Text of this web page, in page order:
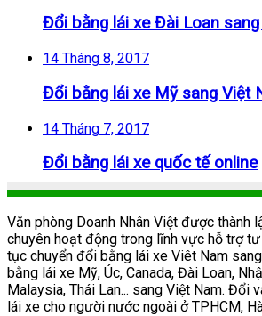
Đổi bằng lái xe Đài Loan
14 Tháng 8, 2017
Đổi bằng lái xe Mỹ sang Việt
14 Tháng 7, 2017
Đổi bằng lái xe quốc tế online
Văn phòng Doanh Nhân Việt được
chuyên hoạt động trong lĩnh vực hỗ trợ
tục chuyển đổi bằng lái xe Viêt Nam
bằng lái xe Mỹ, Úc, Canada, Đài Loan,
Malaysia, Thái Lan... sang Việt Nam. Đổi
lái xe cho người nước ngoài ở TPHCM,